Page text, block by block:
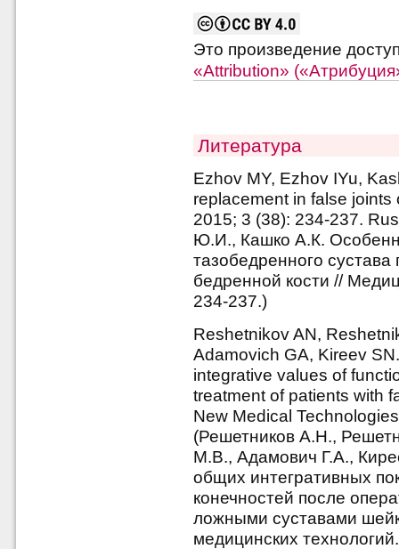
Это произведение
«Attribution»
Литература
Ezhov MY, Ezhov IYu,
replacement in false
2015; 3 (38): 234-237.
Ю.И., Кашко А.К.
тазобедренного
бедренной кости //
234-237.)
Reshetnikov AN,
Adamovich GA, Kireev
integrative values of
treatment of patients with
New Medical
(Решетников А.Н.,
М.В., Адамович Г.А.,
общих интегративных
конечностей после
ложными суставами
медицинских